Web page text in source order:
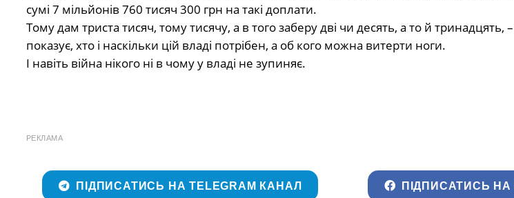
сумі 7 мільйонів 760 тисяч 300 грн на такі доплати.
Тому дам триста тисяч, тому тисячу, а в того заберу дві чи десять, а то й тринадцять, –
показує, хто і наскільки цій владі потрібен, а об кого можна витерти ноги.
І навіть війна нікого ні в чому у владі не зупиняє.
РЕКЛАМА
ПІДПИСАТИСЬ НА TELEGRAM КАНАЛ ПІДПИСАТИСЬ НА